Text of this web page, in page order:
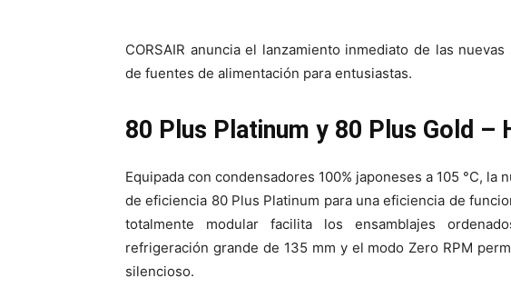
CORSAIR anuncia el lanzamiento inmediato de las nuevas
de fuentes de alimentación para entusiastas.
80 Plus Platinum y 80 Plus Gold –
Equipada con condensadores 100% japoneses a 105 °C,
de eficiencia 80 Plus Platinum para una eficiencia de
totalmente modular facilita los ensamblajes
refrigeración grande de 135 mm y el modo Zero RPM
silencioso.